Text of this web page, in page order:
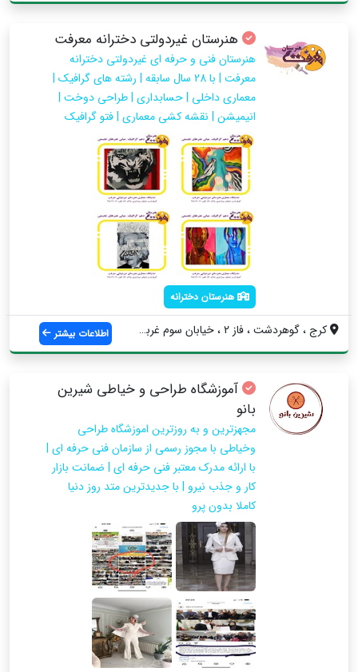
هنرستان غیردولتی دخترانه معرفت
هنرستان فنی و حرفه ای غیردولتی دخترانه
معرفت | با 28 سال سابقه | رشته های گرافیک |
معماری داخلی | حسابداری | طراحی دوخت |
انیمیشن | نقشه کشی معماری | فتو گرافیک
هنرستان دخترانه
کرج ، گوهردشت ، فاز 2 ، خیابان سوم غربی ... اطلاعات بیشتر
آموزشگاه طراحی و خیاطی شیرین
بانو
مجهزترین و به روزترین اموزشگاه طراحی
وخیاطی با مجوز رسمی از سازمان فنی حرفه ای |
با ارائه مدرک معتبر فنی حرفه ای | ضمانت بازار
کار و جذب نیرو | با جدیدترین متد روز دنیا
کاملا بدون پرو